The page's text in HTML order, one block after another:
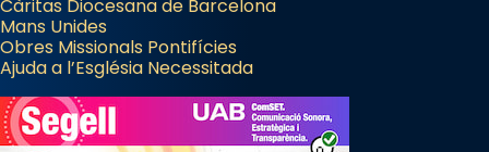
Mataró en reivindicarà les relíquies fins que
les aconseguirà el 1772. L’ofici que es canta
a la “Missa de les Santes” (“Missa de
Glòria”) fou composta el 1848 per Mn.
Manuel Blanch, amb aire d’òpera
Càritas Diocesana de Barcelona
Mans Unides
Obres Missionals Pontifícies
Ajuda a l’Església Necessitada